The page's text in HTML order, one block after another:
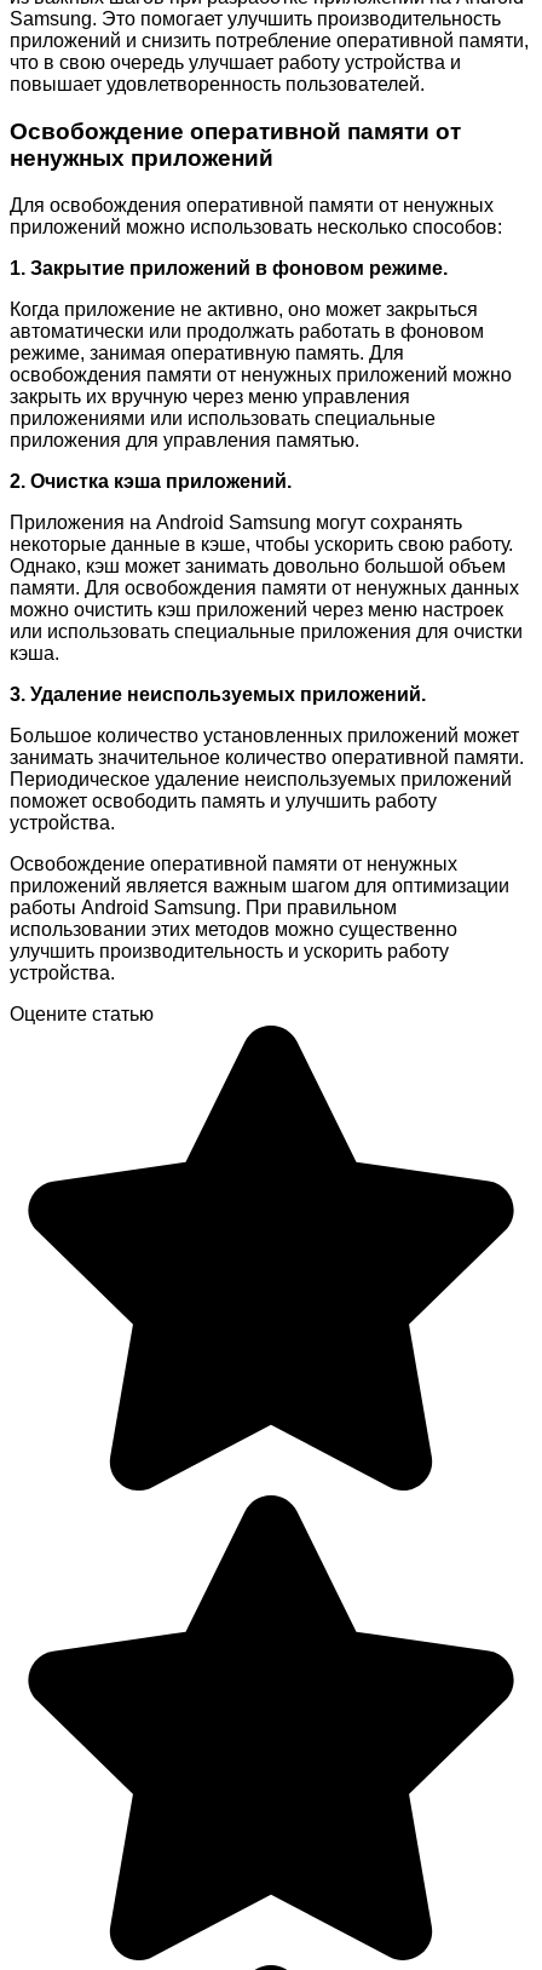
Samsung. Это помогает улучшить производительность
приложений и снизить потребление оперативной памяти,
что в свою очередь улучшает работу устройства и
повышает удовлетворенность пользователей.
Освобождение оперативной памяти от
ненужных приложений
Для освобождения оперативной памяти от ненужных
приложений можно использовать несколько способов:
1. Закрытие приложений в фоновом режиме.
Когда приложение не активно, оно может закрыться
автоматически или продолжать работать в фоновом
режиме, занимая оперативную память. Для
освобождения памяти от ненужных приложений можно
закрыть их вручную через меню управления
приложениями или использовать специальные
приложения для управления памятью.
2. Очистка кэша приложений.
Приложения на Android Samsung могут сохранять
некоторые данные в кэше, чтобы ускорить свою работу.
Однако, кэш может занимать довольно большой объем
памяти. Для освобождения памяти от ненужных данных
можно очистить кэш приложений через меню настроек
или использовать специальные приложения для очистки
кэша.
3. Удаление неиспользуемых приложений.
Большое количество установленных приложений может
занимать значительное количество оперативной памяти.
Периодическое удаление неиспользуемых приложений
поможет освободить память и улучшить работу
устройства.
Освобождение оперативной памяти от ненужных
приложений является важным шагом для оптимизации
работы Android Samsung. При правильном
использовании этих методов можно существенно
улучшить производительность и ускорить работу
устройства.
Оцените статью